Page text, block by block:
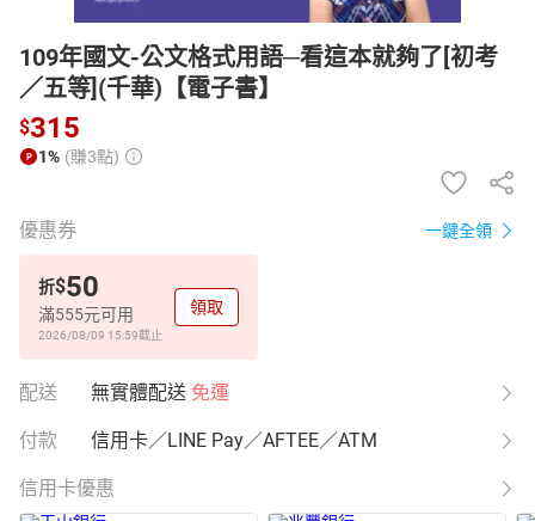
109年國文-公文格式用語─看這本就夠了[初考
／五等](千華)【電子書】
$315
1% (賺3點)
優惠券 一鍵全領
折$50
滿555元可用
2026/08/09 15:59截止
領取
配送 無實體配送 免運
付款 信用卡／LINE Pay／AFTEE／ATM
信用卡優惠